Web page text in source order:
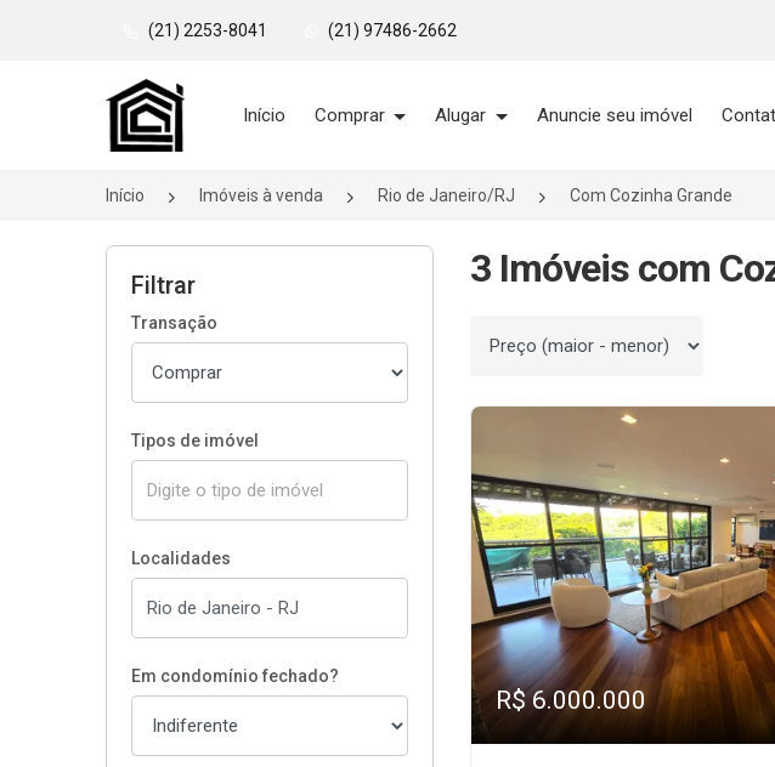
(21) 2253-8041 (21) 97486-2662
Página inicial
Início Comprar Alugar Anuncie seu imóvel
Início Imóveis à venda Rio de Janeiro/RJ Com Cozinha Grande
Filtrar
Transação
Tipos de imóvel
Localidades
Em condomínio fechado?
3 Imóveis com
Ordenar por
R$ 6.000.000